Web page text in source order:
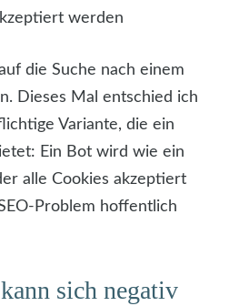
werden
die Suche nach einem
Dieses Mal entschied ich
Variante, die ein
Ein Bot wird wie ein
alle Cookies akzeptiert
Problem hoffentlich
sich negativ